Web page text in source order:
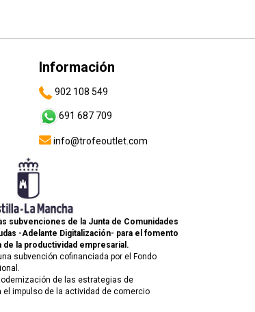
Información
902 108 549
691 687 709
info@trofeoutlet.com
subvenciones de la Junta de Comunidades
-Adelante Digitalización- para el fomento
de la productividad empresarial.
subvención cofinanciada por el Fondo
de las estrategias de
el impulso de la actividad de comercio